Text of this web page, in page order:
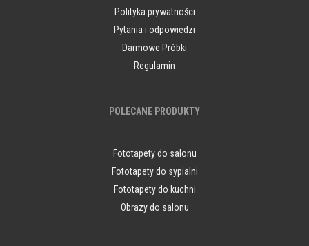
Polityka prywatności
Pytania i odpowiedzi
Darmowe Próbki
Regulamin
POLECANE PRODUKTY
Fototapety do salonu
Fototapety do sypialni
Fototapety do kuchni
Obrazy do salonu